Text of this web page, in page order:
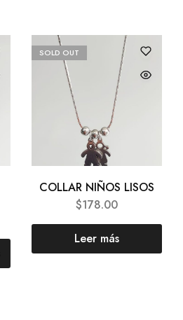
SOLD OUT
COLLAR NIÑOS LISOS
$178.00
Leer más